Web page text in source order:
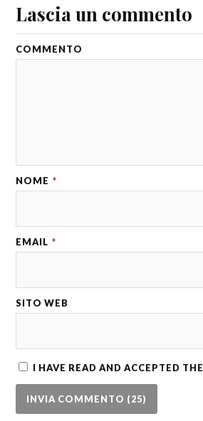
Lascia un commento
COMMENTO
NOME *
EMAIL *
SITO WEB
I HAVE READ AND ACCEPTED THE